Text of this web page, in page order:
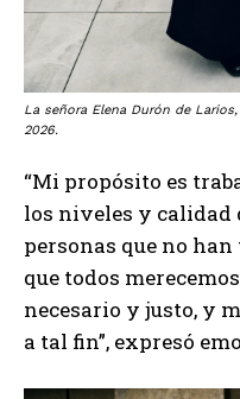
La señora Elena Durón de
2026.
“Mi propósito es
los niveles y calidad
personas que no
que todos
necesario y justo, y
a tal fin”, expresó